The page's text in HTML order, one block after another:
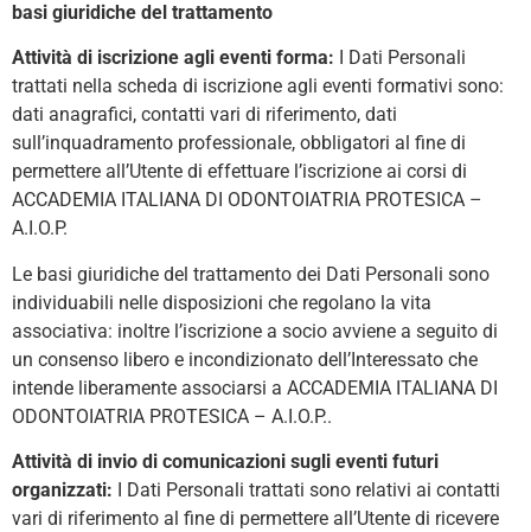
basi giuridiche del trattamento
Attività di iscrizione agli eventi forma:
I Dati Personali
trattati nella scheda di iscrizione agli eventi formativi sono:
dati anagrafici, contatti vari di riferimento, dati
sull’inquadramento professionale, obbligatori al fine di
permettere all’Utente di effettuare l’iscrizione ai corsi di
ACCADEMIA ITALIANA DI ODONTOIATRIA PROTESICA –
A.I.O.P.
Le basi giuridiche del trattamento dei Dati Personali sono
individuabili nelle disposizioni che regolano la vita
associativa: inoltre l’iscrizione a socio avviene a seguito di
un consenso libero e incondizionato dell’Interessato che
intende liberamente associarsi a ACCADEMIA ITALIANA DI
ODONTOIATRIA PROTESICA – A.I.O.P..
Attività di invio di comunicazioni sugli eventi futuri
organizzati:
I Dati Personali trattati sono relativi ai contatti
vari di riferimento al fine di permettere all’Utente di ricevere